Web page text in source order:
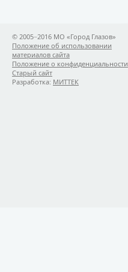
© 2005−2016 МО «Город Глазов»
Положение об использовании
материалов сайта
Положение о конфиденциальности
Старый сайт
Разработка: МИТТЕК